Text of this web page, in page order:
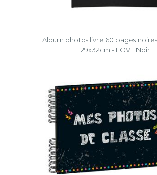
Album photos livre 60 pages
29x32cm - LOVE Noir